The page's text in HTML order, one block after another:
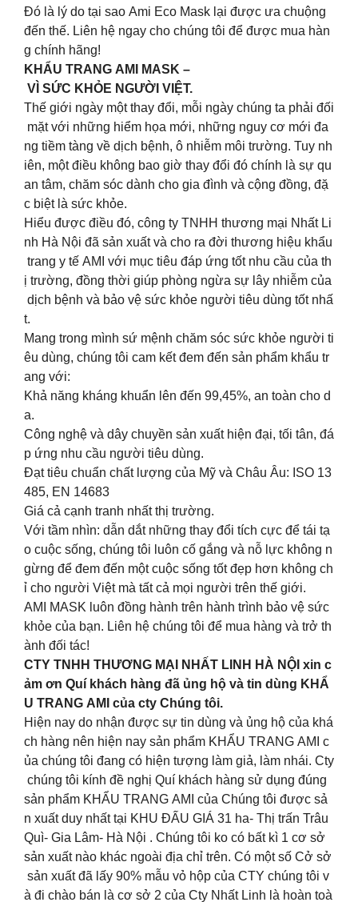
Đó là lý do tại sao Ami Eco Mask lại được ưa chuộng
đến thế. Liên hệ ngay cho chúng tôi để được mua hàn
g chính hãng!
KHẨU TRANG AMI MASK –
VÌ SỨC KHỎE NGƯỜI VIỆT.
Thế giới ngày một thay đổi, mỗi ngày chúng ta phải đối
mặt với những hiểm họa mới, những nguy cơ mới đa
ng tiềm tàng về dịch bệnh, ô nhiễm môi trường. Tuy nh
iên, một điều không bao giờ thay đổi đó chính là sự qu
an tâm, chăm sóc dành cho gia đình và cộng đồng, đặ
c biệt là sức khỏe.
Hiểu được điều đó, công ty TNHH thương mại Nhất Li
nh Hà Nội đã sản xuất và cho ra đời thương hiệu khẩu
trang y tế AMI với mục tiêu đáp ứng tốt nhu cầu của th
ị trường, đồng thời giúp phòng ngừa sự lây nhiễm của
dịch bệnh và bảo vệ sức khỏe người tiêu dùng tốt nhấ
t.
Mang trong mình sứ mệnh chăm sóc sức khỏe người ti
êu dùng, chúng tôi cam kết đem đến sản phẩm khẩu tr
ang với:
Khả năng kháng khuẩn lên đến 99,45%, an toàn cho d
a.
Công nghệ và dây chuyền sản xuất hiện đại, tối tân, đá
p ứng nhu cầu người tiêu dùng.
Đạt tiêu chuẩn chất lượng của Mỹ và Châu Âu: ISO 13
485, EN 14683
Giá cả cạnh tranh nhất thị trường.
Với tầm nhìn: dẫn dắt những thay đổi tích cực để tái tạ
o cuộc sống, chúng tôi luôn cố gắng và nỗ lực không n
gừng để đem đến một cuộc sống tốt đẹp hơn không ch
ỉ cho người Việt mà tất cả mọi người trên thế giới.
AMI MASK luôn đồng hành trên hành trình bảo vệ sức
khỏe của bạn. Liên hệ chúng tôi để mua hàng và trở th
ành đối tác!
CTY TNHH THƯƠNG MẠI NHẤT LINH HÀ NỘI xin c
ảm ơn Quí khách hàng đã ủng hộ và tin dùng KHẨ
U TRANG AMI của cty Chúng tôi.
Hiện nay do nhận được sự tin dùng và ủng hộ của khá
ch hàng nên hiện nay sản phẩm KHẨU TRANG AMI c
ủa chúng tôi đang có hiện tượng làm giả, làm nhái. Cty
chúng tôi kính đề nghị Quí khách hàng sử dụng đúng
sản phẩm KHẨU TRANG AMI của Chúng tôi được sả
n xuất duy nhất tại KHU ĐẤU GIÁ 31 ha- Thị trấn Trâu
Quì- Gia Lâm- Hà Nội . Chúng tôi ko có bất kì 1 cơ sở
sản xuất nào khác ngoài địa chỉ trên. Có một số Cở sở
sản xuất đã lấy 90% mẫu vỏ hộp của CTY chúng tôi v
à đi chào bán là cơ sở 2 của Cty Nhất Linh là hoàn toà